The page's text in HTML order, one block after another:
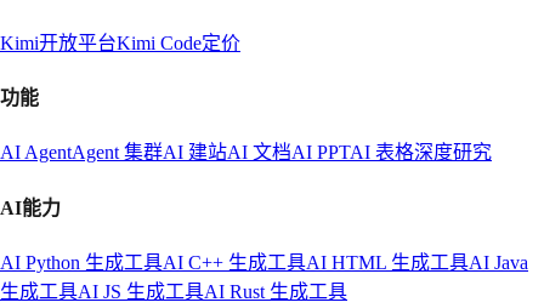
Kimi开放平台Kimi Code定价
功能
AI AgentAgent 集群AI 建站AI 文档AI PPTAI 表格深度研究
AI能力
AI Python 生成工具AI C++ 生成工具AI HTML 生成工具AI Java
生成工具AI JS 生成工具AI Rust 生成工具